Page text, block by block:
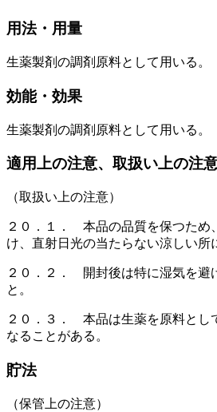
用法・用量
生薬製剤の調剤原料として用いる。
効能・効果
生薬製剤の調剤原料として用いる。
適用上の注意、取扱い上の注
（取扱い上の注意）
２０．１． 本品の品質を保つため
け、直射日光の当たらない涼しい所
２０．２． 開封後は特に湿気を避
と。
２０．３． 本品は生薬を原料とし
なることがある。
貯法
（保管上の注意）